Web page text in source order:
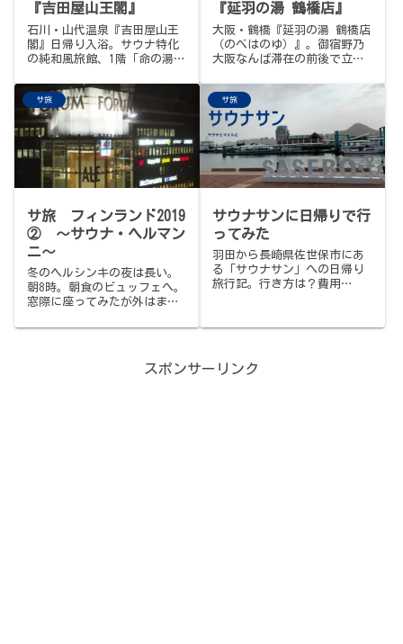
『吉田屋山王閣』
石川・山代温泉『吉田屋山王
閣』日帰り入浴。サウナ特化
の純和風旅館、1階「命の湯」
えめ深め露天水風呂、和風庭
園での外気浴、アウフグース
等イベントも。バス停「山代
温泉東口」徒歩12分、06:00-
10:00/14:00-22:30、事前予
約制、2時間30分2,500円。〆
は名門秋吉のやきとり。
『延羽の湯 鶴橋店』
大阪・鶴橋『延羽の湯 鶴橋店
（のべはのゆ）』。御宿野乃
大阪なんば滞在の前後で立ち
8分、リニューアルしたてでキ
レイな入浴料1,000円の高コ
スパ大型サウナ施設。「関西
一熱い」と噂の90℃"熱風蒸
屋"（40人定員・1時間に1度
のロウリュサービス）と、も
ぐり込む秘密基地感の86℃"熱
の室"（セルフロウリュ可）の
呂、そして都会のど真ん中と
は思えない空の抜けの良い外
気浴。サウナ飯は"ラーメンか
と思うほど麺多め"のもつ鍋定
食＋メガハイボールで。全体
的にしっかり好印象の1軒でし
サ旅
サ旅 フィンランド2019
② 〜サウナ・ヘルマン
ニ〜
冬のヘルシンキの夜は長い。
朝8時。朝食のビュッフェへ。
窓際に座ってみたが外はまだ
く予定だ。1件目は「サウナヘ
サ旅
サウナサンに日帰りで行
ってみた
羽田から長崎県佐世保市にあ
る「サウナサン」への日帰り
旅行記。行き方は？費用
スポンサーリンク